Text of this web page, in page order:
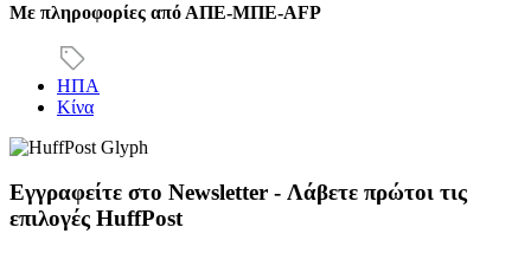
Με πληροφορίες από ΑΠΕ-ΜΠΕ-AFP
ΗΠΑ
Κίνα
Εγγραφείτε στο Newsletter - Λάβετε πρώτοι τις
επιλογές HuffPost